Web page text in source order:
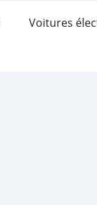
Voitures